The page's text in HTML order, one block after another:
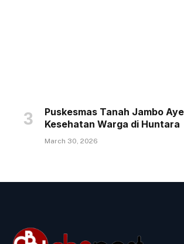
Puskesmas Tanah Jambo
Kesehatan Warga di Huntara
March 30, 2026